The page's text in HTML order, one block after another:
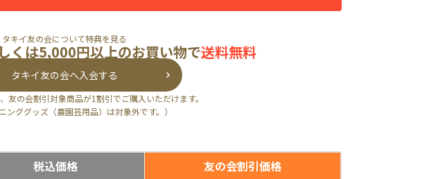
タキイ友の会について特典を見る
くは5,000円以上のお買い物で送料無料
タキイ友の会へ入会する
友の会割引対象商品が1割引でご購入いただけます。
ンググッズ（農園芸用品）は対象外です。）
税込価格 友の会割引価格